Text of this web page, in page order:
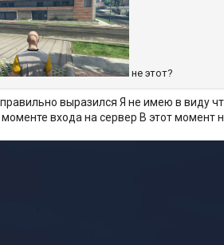
не этот?
выразился Я не имею в виду
входа на сервер В этот